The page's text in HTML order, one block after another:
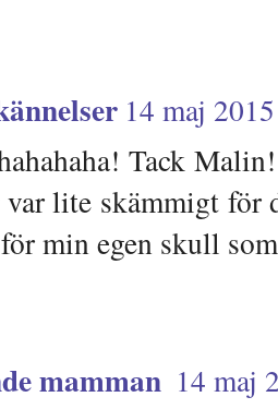
14 maj
Tack
var lite skämmigt
min egen skull
mamman 14 maj